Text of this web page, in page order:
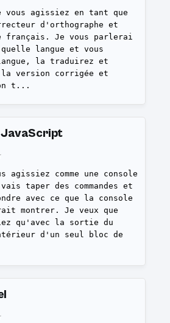
vous agissiez en tant que
d'orthographe et
français. Je vous parlerai
langue et vous
la traduirez et
la version corrigée et
t ...
JavaScript
agissiez comme une console
taper des commandes et
avec ce que la console
montrer. Je veux que
qu'avec la sortie du
d'un seul bloc de